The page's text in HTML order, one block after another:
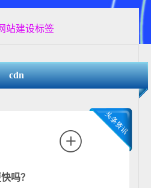
慢甚至无法访问的情况。CDN
，将网站的静态资源缓存到这
时，系统会自动选择距离最
的基本架构由源站、缓存节点
提供原始数据，缓存节点用于
到最优节点。常见的调度策略
络延迟以及服务器负载情况的
CDN还具备多项实用功能。首
效分散流量压力，防止源服务
IP地址、支持HTTPS加密传输
站建设标签
cdn
吗？